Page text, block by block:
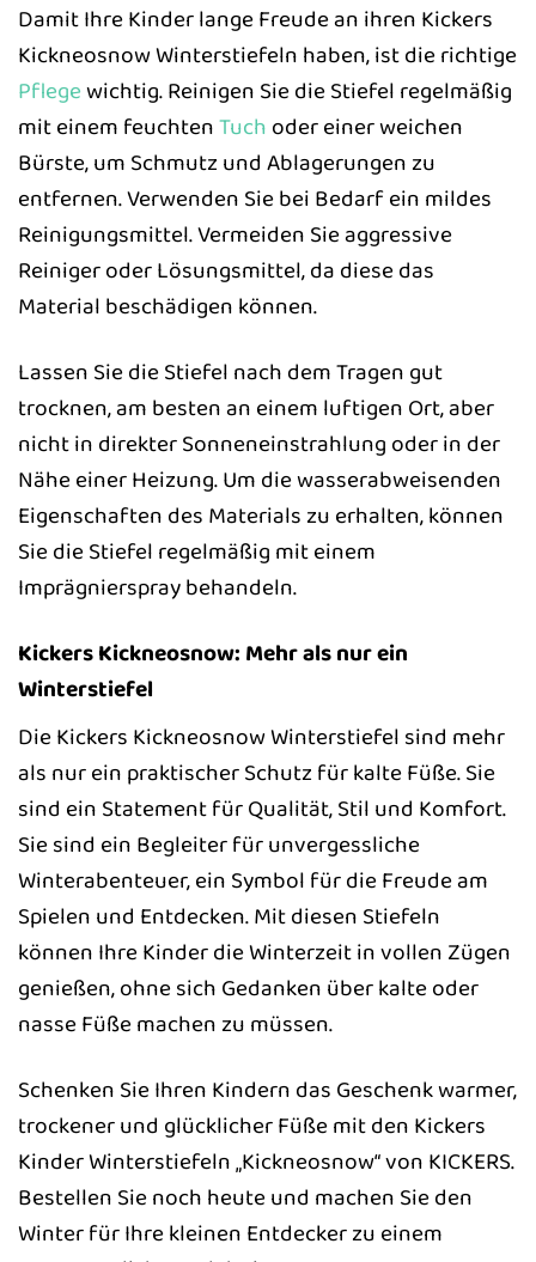
Damit Ihre Kinder lange Freude an ihren Kickers
Kickneosnow Winterstiefeln haben, ist die richtige
Pflegewichtig. Reinigen Sie die Stiefel regelmäßig
mit einem feuchtenTuch oder einer weichen
Bürste, um Schmutz und Ablagerungen zu
entfernen. Verwenden Sie bei Bedarf ein mildes
Reinigungsmittel. Vermeiden Sie aggressive
Reiniger oder Lösungsmittel, da diese das
Material beschädigen können.
Lassen Sie die Stiefel nach dem Tragen gut
trocknen, am besten an einem luftigen Ort, aber
nicht in direkter Sonneneinstrahlung oder in der
Nähe einer Heizung. Um die wasserabweisenden
Eigenschaften des Materials zu erhalten, können
Sie die Stiefel regelmäßig mit einem
Imprägnierspray behandeln.
Kickers Kickneosnow: Mehr als nur ein
Winterstiefel
Die Kickers Kickneosnow Winterstiefel sind mehr
als nur ein praktischer Schutz für kalte Füße. Sie
sind ein Statement für Qualität, Stil und Komfort.
Sie sind ein Begleiter für unvergessliche
Winterabenteuer, ein Symbol für die Freude am
Spielen und Entdecken. Mit diesen Stiefeln
können Ihre Kinder die Winterzeit in vollen Zügen
genießen, ohne sich Gedanken über kalte oder
nasse Füße machen zu müssen.
Schenken Sie Ihren Kindern das Geschenk warmer,
trockener und glücklicher Füße mit den Kickers
Kinder Winterstiefeln „Kickneosnow“ von KICKERS.
Bestellen Sie noch heute und machen Sie den
Winter für Ihre kleinen Entdecker zu einem